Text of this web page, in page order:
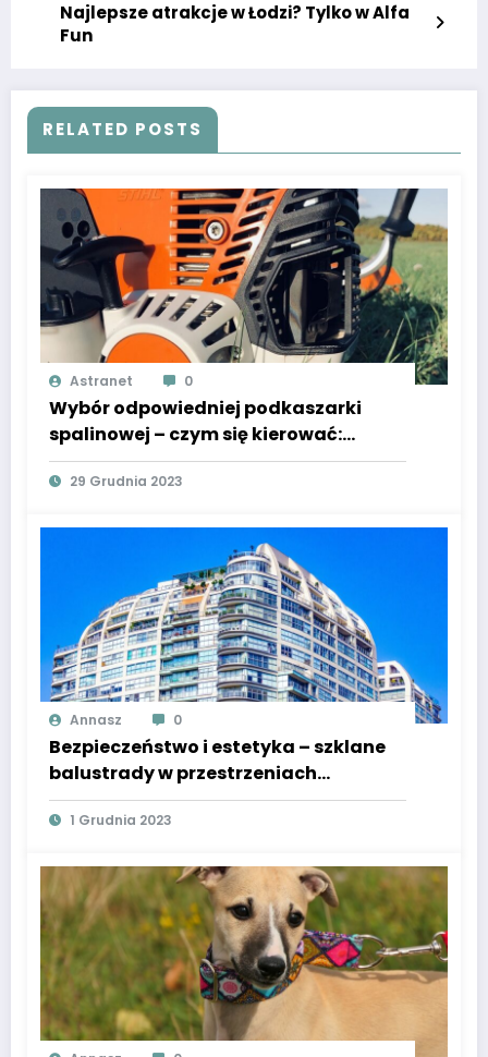
Najlepsze atrakcje w Łodzi? Tylko w Alfa
Fun
RELATED POSTS
Astranet 0
Wybór odpowiedniej podkaszarki
spalinowej – czym się kierować:
marką czy ceną?
29 Grudnia 2023
Annasz 0
Bezpieczeństwo i estetyka – szklane
balustrady w przestrzeniach
zewnętrznych
1 Grudnia 2023